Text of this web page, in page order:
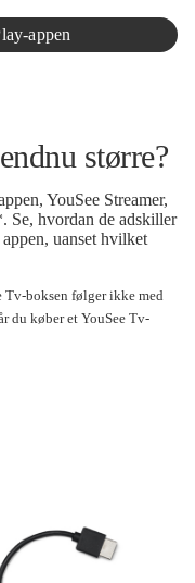
appen
større?
YouSee Streamer,
Se, hvordan de adskiller
uanset hvilket
Tv-boksen følger ikke med
du køber et YouSee Tv-